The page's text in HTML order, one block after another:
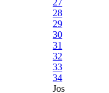
28
29
30
31
32
33
34
Jos